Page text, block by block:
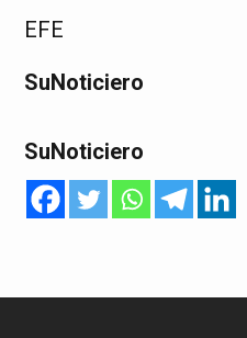
EFE
SuNoticiero
SuNoticiero